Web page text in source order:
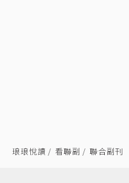
琅琅悅讀 看聯副 聯合副刊